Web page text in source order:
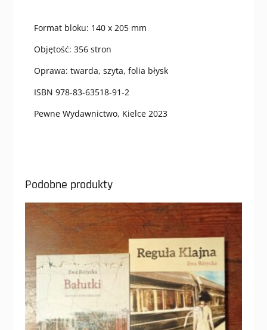
Format bloku: 140 x 205 mm
Objętość: 356 stron
Oprawa: twarda, szyta, folia błysk
ISBN 978-83-63518-91-2
Pewne Wydawnictwo, Kielce 2023
Podobne produkty